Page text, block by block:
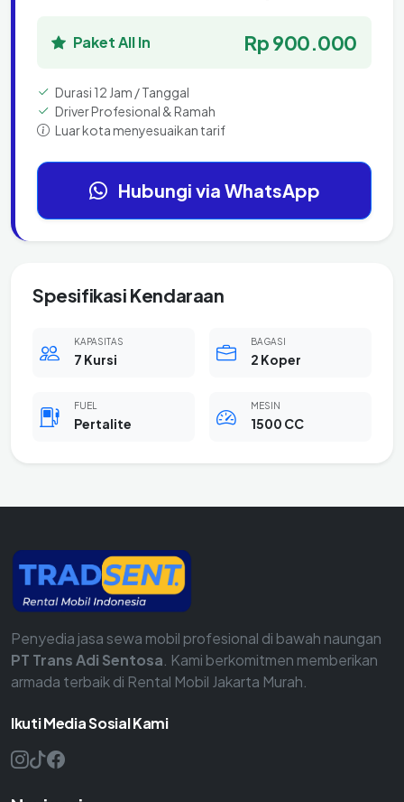
Paket All In Rp 900.000
Durasi 12 Jam / Tanggal
Driver Profesional & Ramah
Luar kota menyesuaikan tarif
Hubungi via WhatsApp
Spesifikasi Kendaraan
KAPASITAS
7 Kursi
BAGASI
2 Koper
FUEL
Pertalite
MESIN
1500 CC
Penyedia jasa sewa mobil profesional di bawah naungan
PT Trans Adi Sentosa . Kami berkomitmen memberikan
armada terbaik di Rental Mobil Jakarta Murah.
Ikuti Media Sosial Kami